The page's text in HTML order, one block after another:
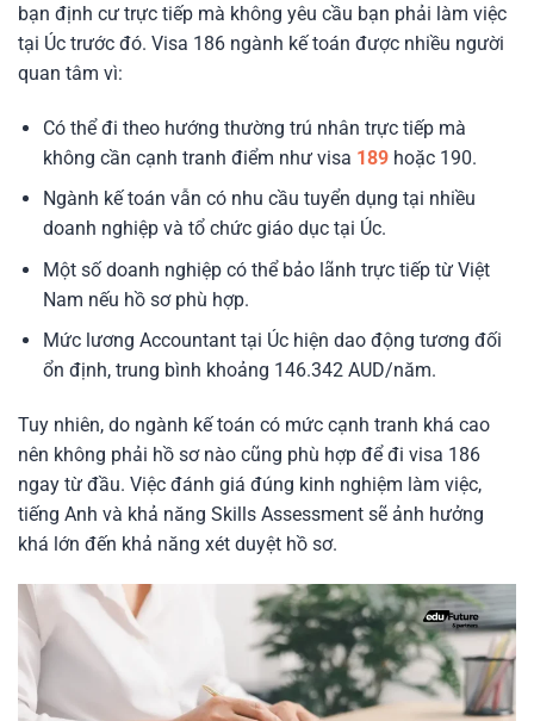
bạn định cư trực tiếp mà không yêu cầu bạn phải làm việc
tại Úc trước đó. Visa 186 ngành kế toán được nhiều người
quan tâm vì:
Có thể đi theo hướng thường trú nhân trực tiếp mà
không cần cạnh tranh điểm như visa 189hoặc 190.
Ngành kế toán vẫn có nhu cầu tuyển dụng tại nhiều
doanh nghiệp và tổ chức giáo dục tại Úc.
Một số doanh nghiệp có thể bảo lãnh trực tiếp từ Việt
Nam nếu hồ sơ phù hợp.
Mức lương Accountant tại Úc hiện dao động tương đối
ổn định, trung bình khoảng 146.342 AUD/năm.
Tuy nhiên, do ngành kế toán có mức cạnh tranh khá cao
nên không phải hồ sơ nào cũng phù hợp để đi visa 186
ngay từ đầu. Việc đánh giá đúng kinh nghiệm làm việc,
tiếng Anh và khả năng Skills Assessment sẽ ảnh hưởng
khá lớn đến khả năng xét duyệt hồ sơ.